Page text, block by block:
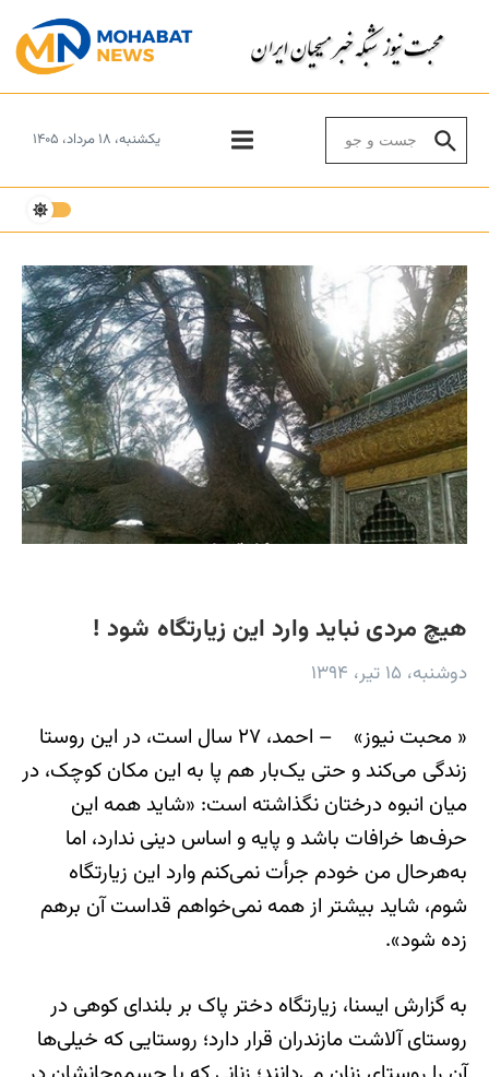
یکشنبه، ۱۸ مرداد، ۱۴۰۵
هیچ مردی نباید وارد این زیارتگاه شود !
دوشنبه، ۱۵ تیر، ۱۳۹۴
« محبت نیوز» – احمد، ۲۷ سال است، در این روستا
زندگی می‌کند و حتی یک‌بار هم پا به این مکان کوچک، در
میان انبوه درختان نگذاشته است: «شاید همه این
حرف‌ها خرافات باشد و پایه و اساس دینی ندارد، اما
به‌هرحال من خودم جرأت نمی‌کنم وارد این زیارتگاه
شوم، شاید بیشتر از همه نمی‌خواهم قداست آن برهم
زده شود».
به گزارش ایسنا، زیارتگاه دختر پاک بر بلندای کوهی در
روستای آلاشت مازندران قرار دارد؛ روستایی که خیلی‌ها